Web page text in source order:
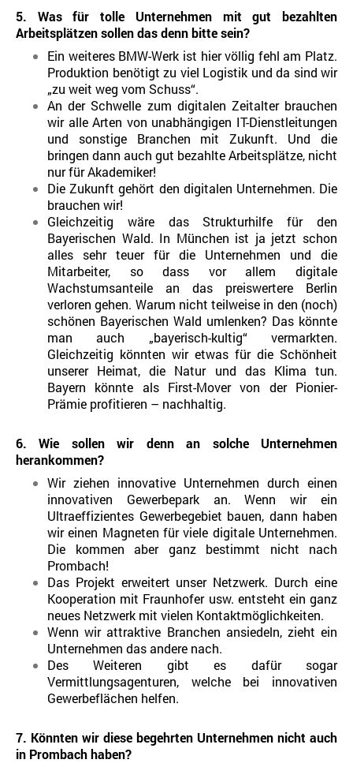
5. Was für tolle Unternehmen mit gut bezahlten
Arbeitsplätzen sollen das denn bitte sein?
Ein weiteres BMW-Werk ist hier völlig fehl am Platz.
Produktion benötigt zu viel Logistik und da sind wir
„zu weit weg vom Schuss“.
An der Schwelle zum digitalen Zeitalter brauchen
wir alle Arten von unabhängigen IT-Dienstleitungen
und sonstige Branchen mit Zukunft. Und die
bringen dann auch gut bezahlte Arbeitsplätze, nicht
nur für Akademiker!
Die Zukunft gehört den digitalen Unternehmen. Die
brauchen wir!
Gleichzeitig wäre das Strukturhilfe für den
Bayerischen Wald. In München ist ja jetzt schon
alles sehr teuer für die Unternehmen und die
Mitarbeiter, so dass vor allem digitale
Wachstumsanteile an das preiswertere Berlin
verloren gehen. Warum nicht teilweise in den (noch)
schönen Bayerischen Wald umlenken? Das könnte
man auch „bayerisch-kultig“ vermarkten.
Gleichzeitig könnten wir etwas für die Schönheit
unserer Heimat, die Natur und das Klima tun.
Bayern könnte als First-Mover von der Pionier-
Prämie profitieren – nachhaltig.
6. Wie sollen wir denn an solche Unternehmen
herankommen?
Wir ziehen innovative Unternehmen durch einen
innovativen Gewerbepark an. Wenn wir ein
Ultraeffizientes Gewerbegebiet bauen, dann haben
wir einen Magneten für viele digitale Unternehmen.
Die kommen aber ganz bestimmt nicht nach
Prombach!
Das Projekt erweitert unser Netzwerk. Durch eine
Kooperation mit Fraunhofer usw. entsteht ein ganz
neues Netzwerk mit vielen Kontaktmöglichkeiten.
Wenn wir attraktive Branchen ansiedeln, zieht ein
Unternehmen das andere nach.
Des Weiteren gibt es dafür sogar
Vermittlungsagenturen, welche bei innovativen
Gewerbeflächen helfen.
7. Könnten wir diese begehrten Unternehmen nicht auch
in Prombach haben?